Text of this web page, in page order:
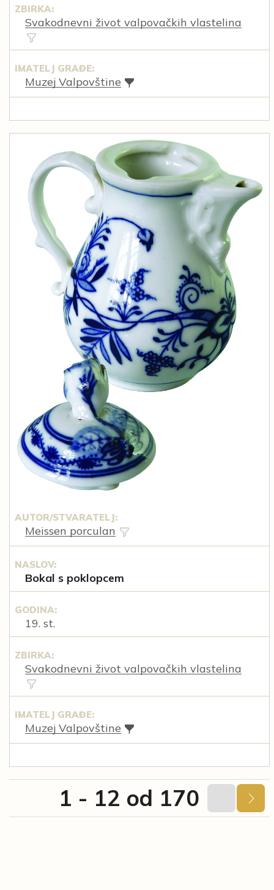
ZBIRKA:
Svakodnevni život valpovačkih vlastelina
IMATELJ GRAĐE:
Muzej Valpovštine
AUTOR/STVARATELJ:
Meissen porculan
NASLOV:
Bokal s poklopcem
GODINA:
19. st.
ZBIRKA:
Svakodnevni život valpovačkih vlastelina
IMATELJ GRAĐE:
Muzej Valpovštine
1 - 12 od 170